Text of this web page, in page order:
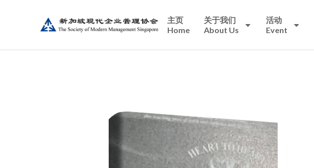
主页
Home
关于我们
About Us
活动
Event